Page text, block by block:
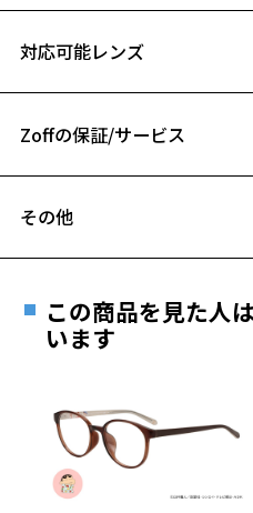
お気に入り
※この商品は一部店舗で販売して
B ブリッジ(鼻部分)の横幅：
お持ちのZoffメガネサ
対応可能レンズ
フレームとレンズの
Zoffの保証/サービス
安心1 フレーム１年間
きます。
※保証期間内に交換が行われた
延長されません。
その他
ご希望のお客さまは、「レン
最寄りのZoff実店舗にてレン
※サングラスやパッケージ品
談ください。
＜メガネの度数情報がわからない
この商品を見た人
います